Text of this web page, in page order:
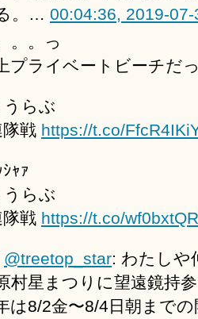
。… 00:04:36, 2019-07-
。。っ
プライベートビーチだっ
うらぶ
戦 https://t.co/
ｬｧ
うらぶ
戦 https://t.co/
@treetop_star: わたしや
村星まつりに望遠鏡持
は8/2金〜8/4日朝までの